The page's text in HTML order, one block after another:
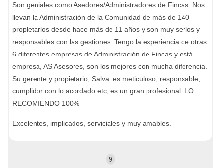
Son geniales como Asedores/Administradores de Fincas. Nos
llevan la Administración de la Comunidad de más de 140
propietarios desde hace más de 11 años y son muy serios y
responsables con las gestiones. Tengo la experiencia de otras
6 diferentes empresas de Administración de Fincas y está
empresa, AS Asesores, son los mejores con mucha diferencia.
Su gerente y propietario, Salva, es meticuloso, responsable,
cumplidor con lo acordado etc, es un gran profesional. LO
RECOMIENDO 100%
Excelentes, implicados, serviciales y muy amables.
9